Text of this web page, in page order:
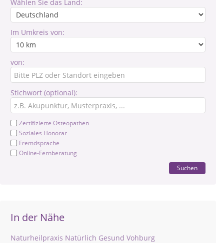
Wählen Sie das Land:
Im Umkreis von:
von:
Stichwort (optional):
Zertifizierte Osteopathen
Soziales Honorar
Fremdsprache
Online-Fernberatung
Suchen
In der Nähe
Naturheilpraxis Natürlich Gesund Vohburg